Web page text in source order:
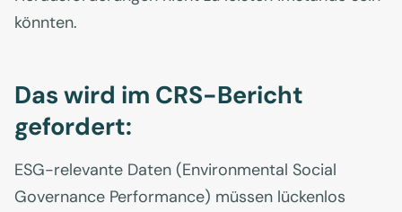
könnten.
Das wird im CRS-Bericht
gefordert:
ESG-relevante Daten (Environmental Social
Governance Performance) müssen lückenlos